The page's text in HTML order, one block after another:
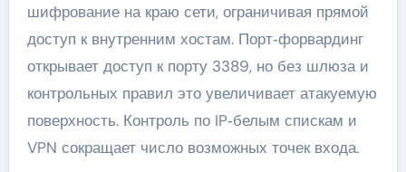
шифрование на краю сети, ограничивая прямой
доступ к внутренним хостам. Порт‑форвардинг
открывает доступ к порту 3389, но без шлюза и
контрольных правил это увеличивает атакуемую
поверхность. Контроль по IP‑белым спискам и
VPN сокращает число возможных точек входа.